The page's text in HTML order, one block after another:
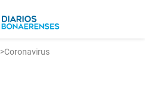
>Coronavirus